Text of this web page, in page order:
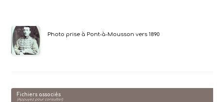
Photo prise à Pont-à-Mousson vers 1890
Fichiers associés
(Appuyez pour consulter)